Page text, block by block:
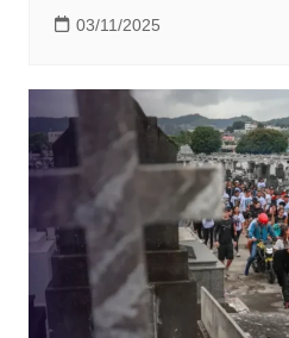
03/11/2025